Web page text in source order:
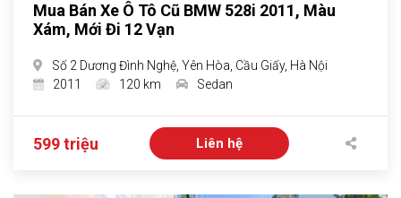
Mua Bán Xe Ô Tô Cũ BMW 528i 2011, Màu
Xám, Mới Đi 12 Vạn
Số 2 Dương Đình Nghệ, Yên Hòa, Cầu Giấy, Hà Nội
2011
120 km Sedan
599 triệu Liên hệ